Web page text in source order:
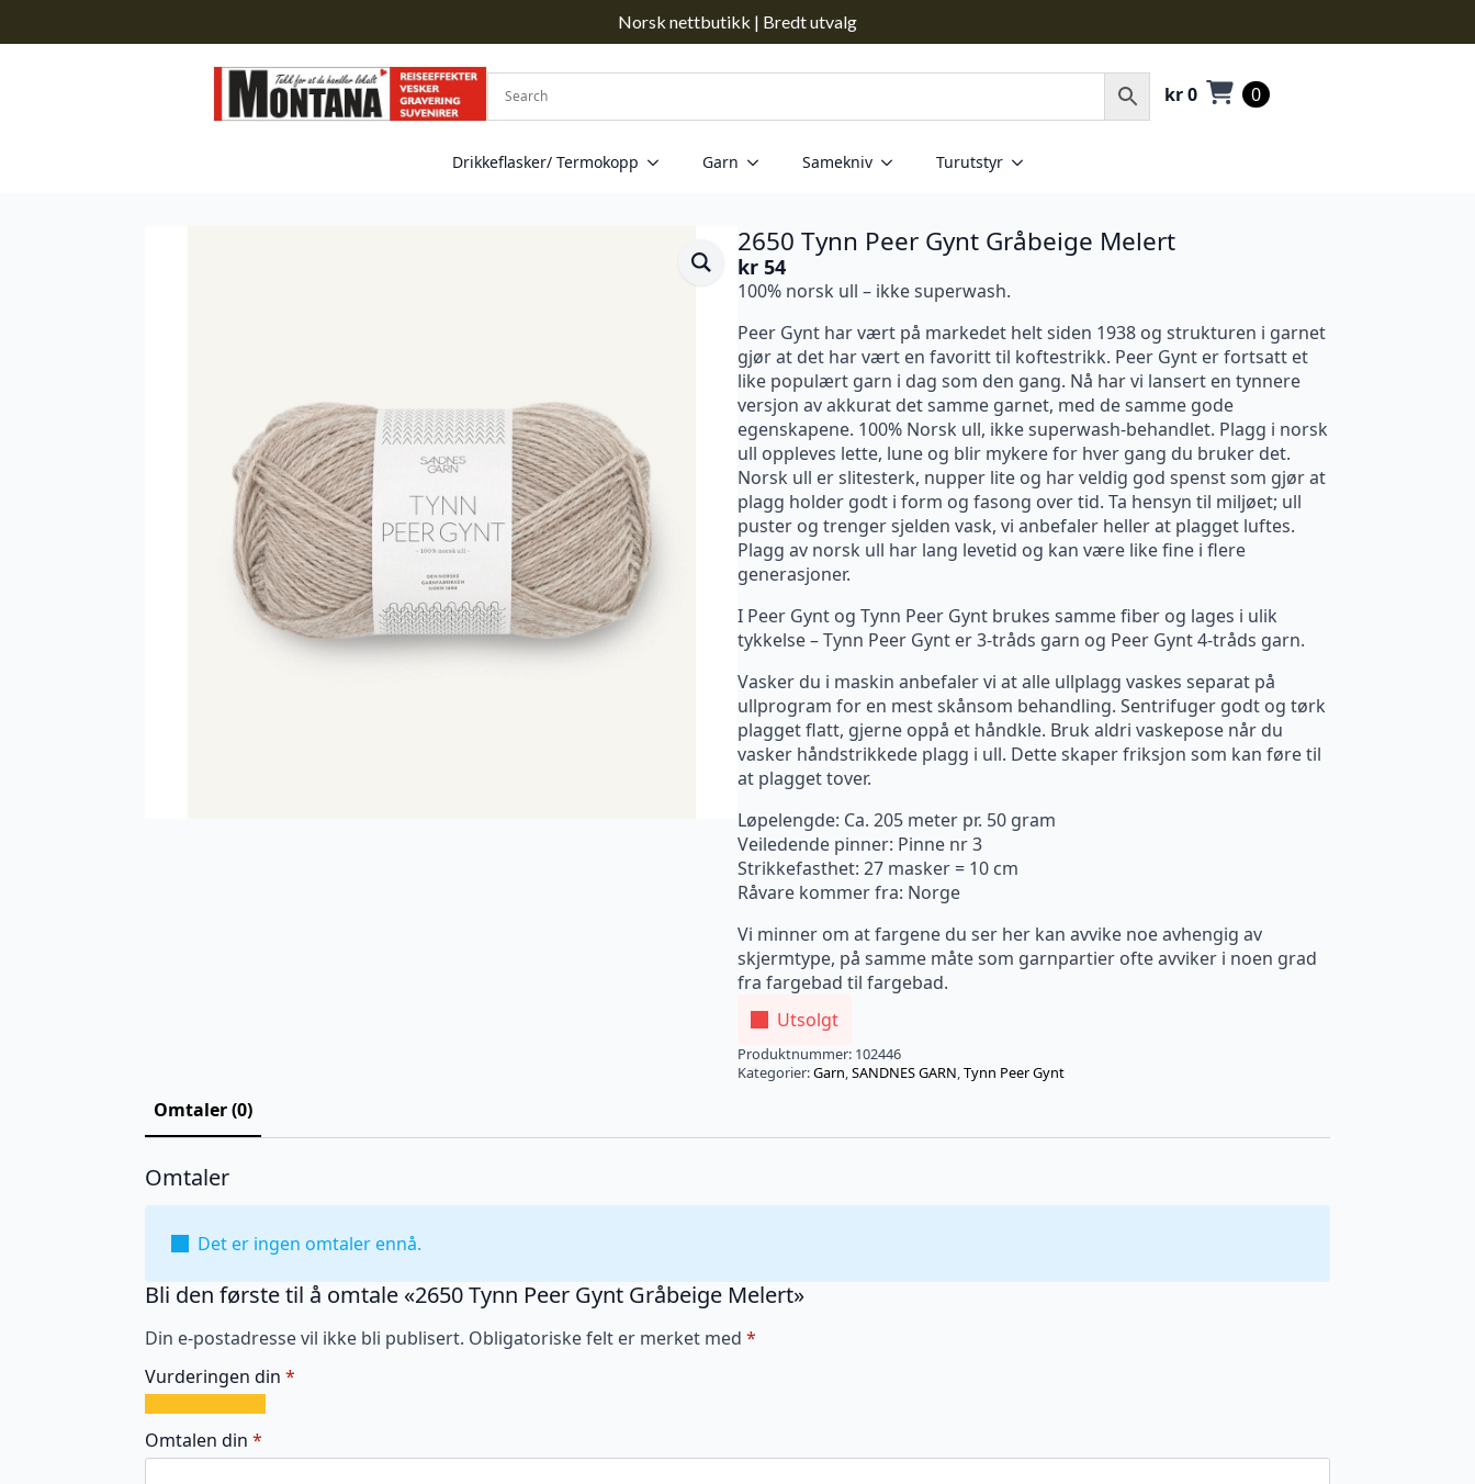
Norsk nettbutikk | Bredt utvalg
kr0 0
Drikkeflasker/ Termokopp Garn Samekniv Turutstyr
2650 Tynn Peer Gynt Gråbeige Melert
kr 54
100% norsk ull – ikke superwash.
Peer Gynt har vært på markedet helt siden 1938 og strukturen i garnet
gjør at det har vært en favoritt til koftestrikk. Peer Gynt er fortsatt et
like populært garn i dag som den gang. Nå har vi lansert en tynnere
versjon av akkurat det samme garnet, med de samme gode
egenskapene. 100% Norsk ull, ikke superwash-behandlet. Plagg i norsk
ull oppleves lette, lune og blir mykere for hver gang du bruker det.
Norsk ull er slitesterk, nupper lite og har veldig god spenst som gjør at
plagg holder godt i form og fasong over tid. Ta hensyn til miljøet; ull
puster og trenger sjelden vask, vi anbefaler heller at plagget luftes.
Plagg av norsk ull har lang levetid og kan være like fine i flere
generasjoner.
I Peer Gynt og Tynn Peer Gynt brukes samme fiber og lages i ulik
tykkelse – Tynn Peer Gynt er 3-tråds garn og Peer Gynt 4-tråds garn.
Vasker du i maskin anbefaler vi at alle ullplagg vaskes separat på
ullprogram for en mest skånsom behandling. Sentrifuger godt og tørk
plagget flatt, gjerne oppå et håndkle. Bruk aldri vaskepose når du
vasker håndstrikkede plagg i ull. Dette skaper friksjon som kan føre til
at plagget tover.
Løpelengde: Ca. 205 meter pr. 50 gram
Veiledende pinner: Pinne nr 3
Strikkefasthet: 27 masker = 10 cm
Råvare kommer fra: Norge
Vi minner om at fargene du ser her kan avvike noe avhengig av
skjermtype, på samme måte som garnpartier ofte avviker i noen grad
fra fargebad til fargebad.
Utsolgt
Produktnummer: 102446
Kategorier:Garn,SANDNES GARN,Tynn Peer Gynt
Omtaler (0)
Omtaler
Det er ingen omtaler ennå.
Bli den første til å omtale «2650 Tynn Peer Gynt Gråbeige Melert»
Din e-postadresse vil ikke bli publisert. Obligatoriske felt er merket med *
Vurderingen din *
av
5
av
5
av
5
av
5
av
5
Omtalen din *